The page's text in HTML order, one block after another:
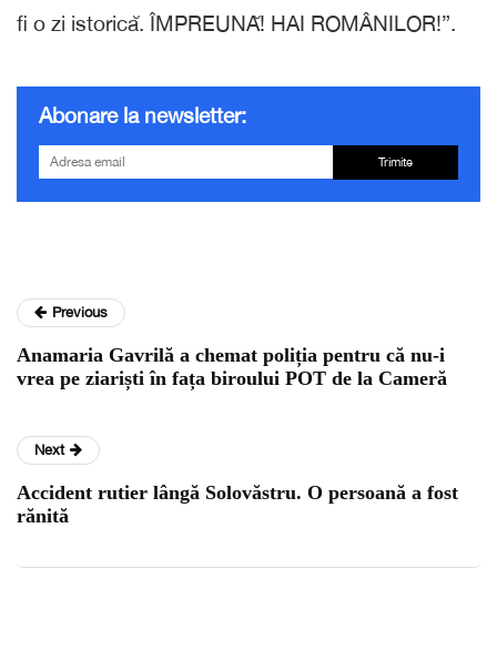
fi o zi istorică. ÎMPREUNĂ! HAI ROMÂNILOR!”.
Abonare la newsletter:
Trimite
Previous
Anamaria Gavrilă a chemat poliția pentru că nu-i
vrea pe ziariști în fața biroului POT de la Cameră
Next
Accident rutier lângă Solovăstru. O persoană a fost
rănită